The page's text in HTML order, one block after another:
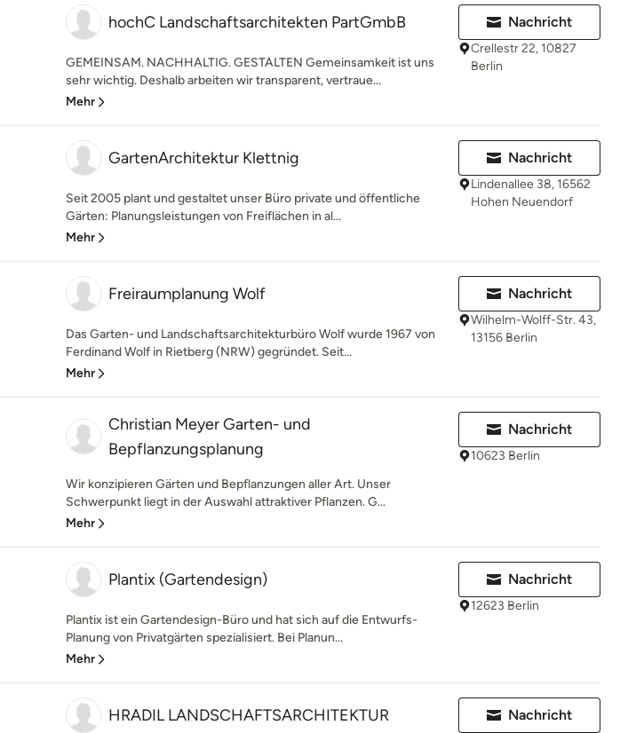
hochC Landschaftsarchitekten PartGmbB
GEMEINSAM. NACHHALTIG. GESTALTEN Gemeinsamkeit ist uns
sehr wichtig. Deshalb arbeiten wir transparent, vertraue...
Mehr
Nachricht
Crellestr 22, 10827
Berlin
GartenArchitektur Klettnig
Seit 2005 plant und gestaltet unser Büro private und öffentliche
Gärten: Planungsleistungen von Freiflächen in al...
Mehr
Nachricht
Lindenallee 38, 16562
Hohen Neuendorf
Freiraumplanung Wolf
Das Garten- und Landschaftsarchitekturbüro Wolf wurde 1967 von
Ferdinand Wolf in Rietberg (NRW) gegründet. Seit...
Mehr
Nachricht
Wilhelm-Wolff-Str. 43,
13156 Berlin
Christian Meyer Garten- und
Bepflanzungsplanung
Wir konzipieren Gärten und Bepflanzungen aller Art. Unser
Schwerpunkt liegt in der Auswahl attraktiver Pflanzen. G...
Mehr
Nachricht
10623 Berlin
Plantix (Gartendesign)
Plantix ist ein Gartendesign-Büro und hat sich auf die Entwurfs-
Planung von Privatgärten spezialisiert. Bei Planun...
Mehr
Nachricht
12623 Berlin
HRADIL LANDSCHAFTSARCHITEKTUR Nachricht